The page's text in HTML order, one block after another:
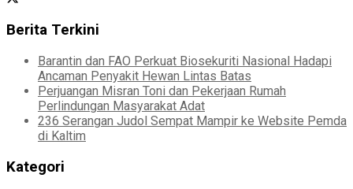
Berita Terkini
Barantin dan FAO Perkuat Biosekuriti Nasional Hadapi
Ancaman Penyakit Hewan Lintas Batas
Perjuangan Misran Toni dan Pekerjaan Rumah
Perlindungan Masyarakat Adat
236 Serangan Judol Sempat Mampir ke Website Pemda
di Kaltim
Kategori